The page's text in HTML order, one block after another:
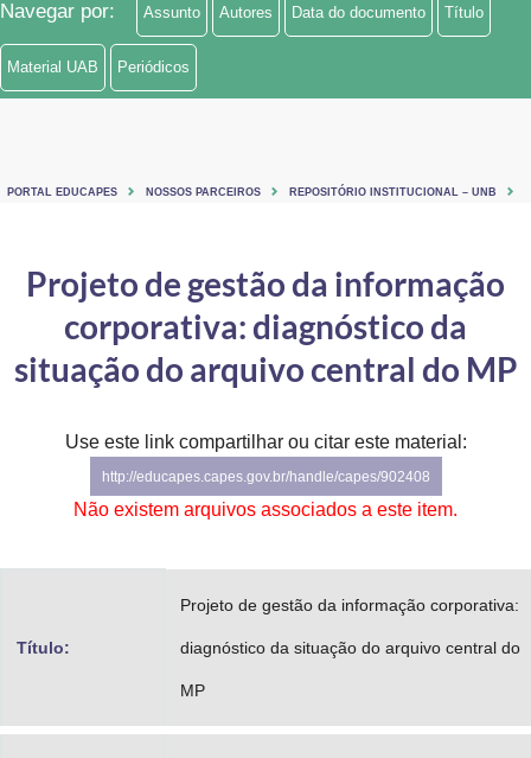
Ministério de Minas e Energia
Ministério da Ciência, Tecnologia, Inovações e Comunicações
Ministério do Turismo
Controladoria-Geral da União
Ministério da Mulher, da Família e dos Direitos Humanos
Secretaria de Governo
Gabinete de Segurança Institucional
Planalto
Navegar por: Assunto Autores Data do documento Título
Material UAB Periódicos
PORTAL EDUCAPES NOSSOS PARCEIROS REPOSITÓRIO INSTITUCIONAL – UNB
Projeto de gestão da informação
corporativa: diagnóstico da
situação do arquivo central do MP
Use este link compartilhar ou citar este material:
http://educapes.capes.gov.br/handle/capes/902408
Não existem arquivos associados a este item.
Título:
Projeto de gestão da informação corporativa:
diagnóstico da situação do arquivo central do
MP